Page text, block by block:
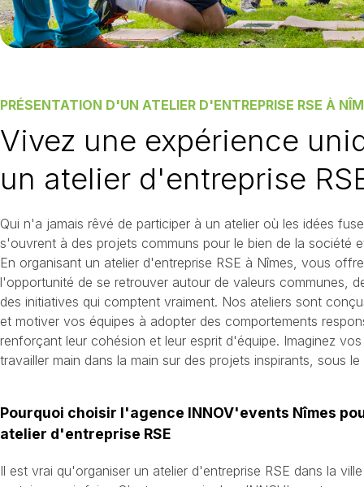
PRÉSENTATION D'UN ATELIER D'ENTREPRISE RSE À
Vivez une expérience
un atelier d'entreprise
Qui n'a jamais rêvé de participer à un atelier où les idées
s'ouvrent à des projets communs pour le bien de la société
En organisant un atelier d'entreprise RSE à Nîmes, vous
l'opportunité de se retrouver autour de valeurs communes,
des initiatives qui comptent vraiment. Nos ateliers sont
et motiver vos équipes à adopter des comportements
renforçant leur cohésion et leur esprit d'équipe. Imaginez
travailler main dans la main sur des projets inspirants, sous
Pourquoi choisir l'agence INNOV'events Nîmes
atelier d'entreprise RSE
Il est vrai qu'organiser un atelier d'entreprise RSE dans la